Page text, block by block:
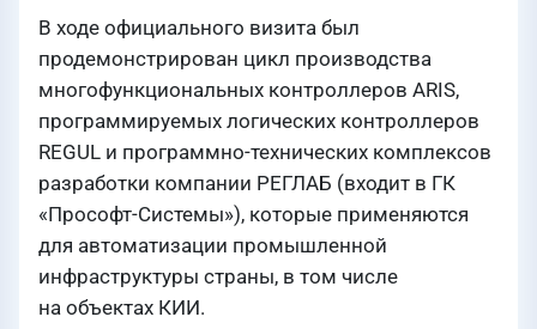
В ходе официального визита был
продемонстрирован цикл производства
многофункциональных контроллеров ARIS,
программируемых логических контроллеров
REGUL и программно-технических комплексов
разработки компании РЕГЛАБ (входит в ГК
«Прософт-Системы»), которые применяются
для автоматизации промышленной
инфраструктуры страны, в том числе
на объектах КИИ.